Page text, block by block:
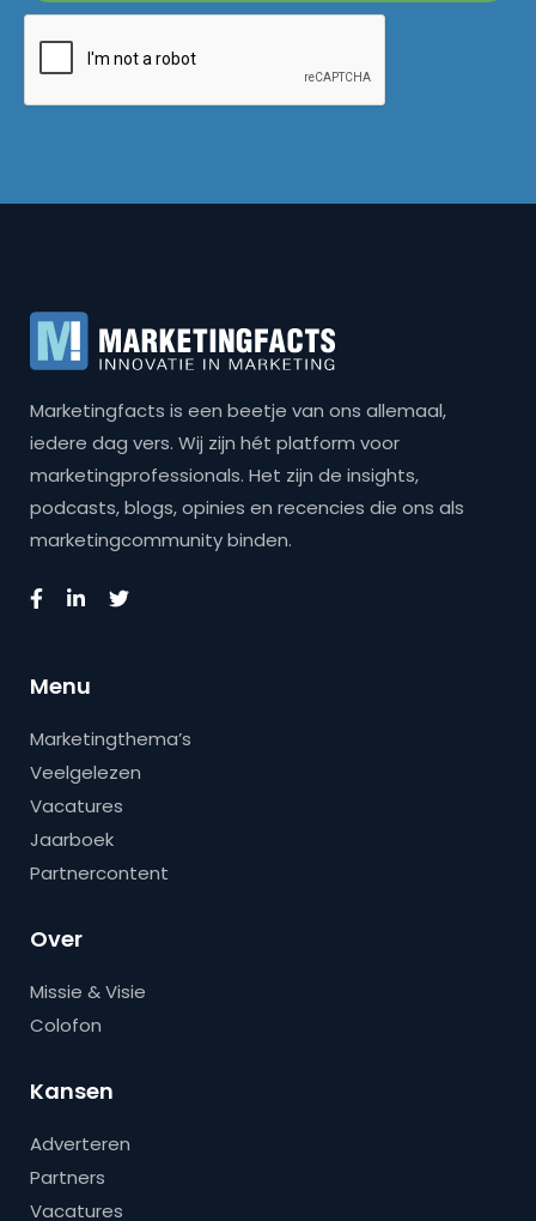
Marketingfacts is een beetje van ons allemaal,
iedere dag vers. Wij zijn hét platform voor
marketingprofessionals. Het zijn de insights,
podcasts, blogs, opinies en recencies die ons als
marketingcommunity binden.
Menu
Marketingthema’s
Veelgelezen
Vacatures
Jaarboek
Partnercontent
Over
Missie & Visie
Colofon
Kansen
Adverteren
Partners
Vacatures